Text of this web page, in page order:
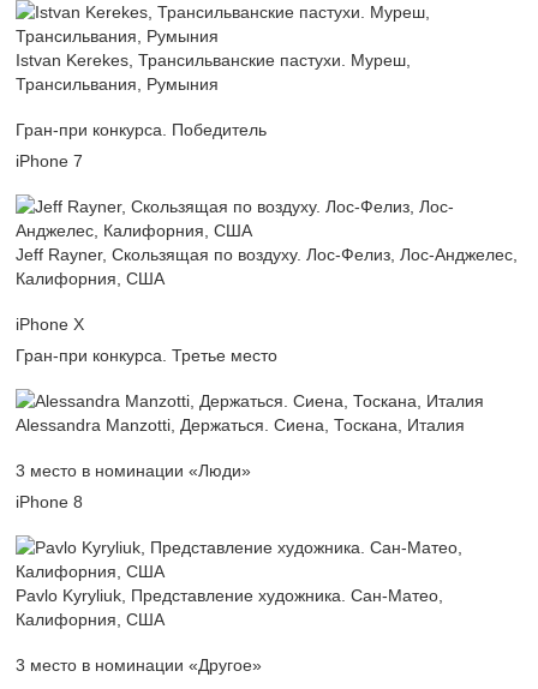
Istvan Kerekes, Трансильванские пастухи. Муреш,
Трансильвания, Румыния
Гран-при конкурса. Победитель
iPhone 7
Jeff Rayner, Скользящая по воздуху. Лос-Фелиз, Лос-Анджелес,
Калифорния, США
iPhone X
Гран-при конкурса. Третье место
Alessandra Manzotti, Держаться. Сиена, Тоскана, Италия
3 место в номинации «Люди»
iPhone 8
Pavlo Kyryliuk, Представление художника. Сан-Матео,
Калифорния, США
3 место в номинации «Другое»